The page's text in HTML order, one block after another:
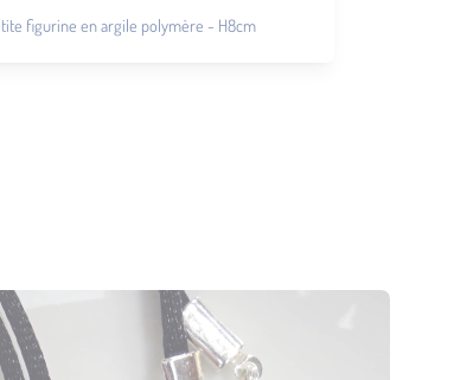
figurine en argile polymère - H8cm